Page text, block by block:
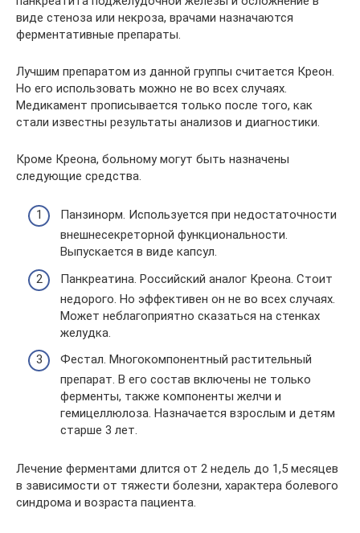
виде стеноза или некроза, врачами назначаются
ферментативные препараты.
Лучшим препаратом из данной группы считается Креон.
Но его использовать можно не во всех случаях.
Медикамент прописывается только после того, как
стали известны результаты анализов и диагностики.
Кроме Креона, больному могут быть назначены
следующие средства.
Панзинорм. Используется при недостаточности
внешнесекреторной функциональности.
Выпускается в виде капсул.
Панкреатина. Российский аналог Креона. Стоит
недорого. Но эффективен он не во всех случаях.
Может неблагоприятно сказаться на стенках
желудка.
Фестал. Многокомпонентный растительный
препарат. В его состав включены не только
ферменты, также компоненты желчи и
гемицеллюлоза. Назначается взрослым и детям
старше 3 лет.
Лечение ферментами длится от 2 недель до 1,5 месяцев
в зависимости от тяжести болезни, характера болевого
синдрома и возраста пациента.